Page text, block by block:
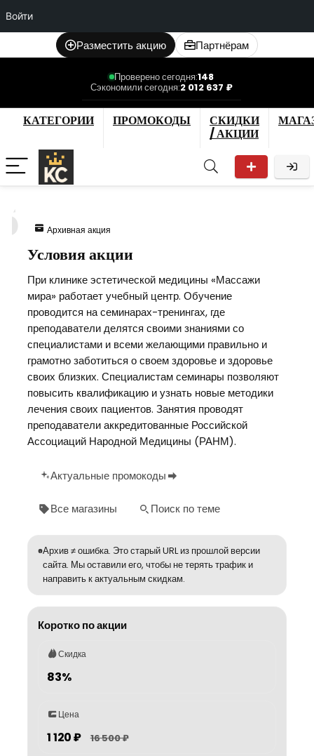
Войти
Разместить акцию Партнёрам
Проверено сегодня:148
Сэкономили сегодня:2 012 637 ₽
КАТЕГОРИИ ПРОМОКОДЫ
СКИДКИ
/ АКЦИИ
Архивная акция
Условия акции
При клинике эстетической медицины «Массажи
мира» работает учебный центр. Обучение
проводится на семинарах-тренингах, где
преподаватели делятся своими знаниями со
специалистами и всеми желающими правильно и
грамотно заботиться о своем здоровье и здоровье
своих близких. Специалистам семинары позволяют
повысить квалификацию и узнать новые методики
лечения своих пациентов. Занятия проводят
преподаватели аккредитованные Российской
Ассоциаций Народной Медицины (РАНМ).
Актуальные промокоды
Все магазины Поиск по теме
Архив ≠ ошибка. Это старый URL из прошлой версии
сайта. Мы оставили его, чтобы не терять трафик и
направить к актуальным скидкам.
Коротко по акции
Скидка
83%
Цена
1 120 ₽ 16 500 ₽